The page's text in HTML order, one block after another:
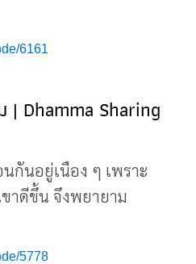
6161
| Dhamma Sharing
นอยู่เนือง ๆ เพราะ
าดีขึ้น จึงพยายาม
5778